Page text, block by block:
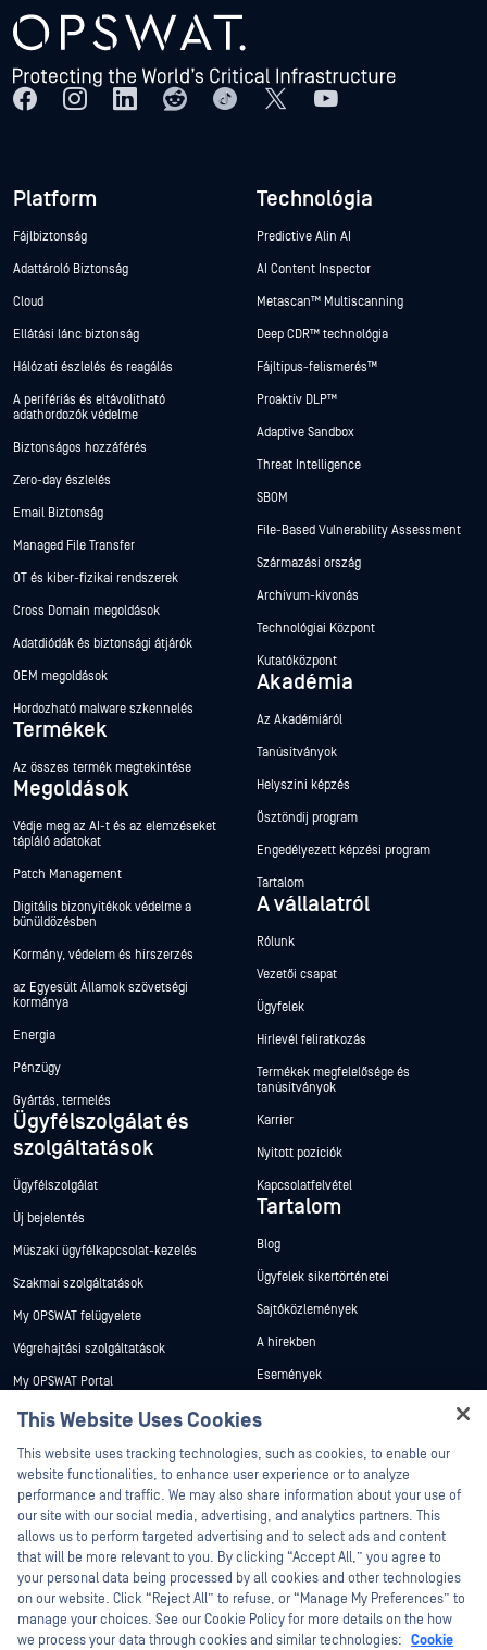
Platform
Fájlbiztonság
Adattároló Biztonság
Cloud
Ellátási lánc biztonság
Hálózati észlelés és reagálás
A perifériás és eltávolítható
adathordozók védelme
Biztonságos hozzáférés
Zero-day észlelés
Email Biztonság
Managed File Transfer
OT és kiber-fizikai rendszerek
Cross Domain megoldások
Adatdiódák és biztonsági átjárók
OEM megoldások
Hordozható malware szkennelés
Termékek
Az összes termék megtekintése
Megoldások
Védje meg az AI-t és az elemzéseket
tápláló adatokat
Patch Management
Digitális bizonyítékok védelme a
bűnüldözésben
Kormány, védelem és hírszerzés
az Egyesült Államok szövetségi
kormánya
Energia
Pénzügy
Gyártás, termelés
Ügyfélszolgálat és
szolgáltatások
Ügyfélszolgálat
Új bejelentés
Műszaki ügyfélkapcsolat-kezelés
Szakmai szolgáltatások
My OPSWAT felügyelete
Végrehajtási szolgáltatások
My OPSWAT Portal
Műszaki dokumentáció
Képzések
Biztonsági sebezhetőségi program
Partnerek
Tanúsítvány
Technológiai partnerek
Channel partner program
Technológia
Predictive Alin AI
AI Content Inspector
Metascan™ Multiscanning
Deep CDR™ technológia
Fájltípus-felismerés™
Proaktív DLP™
Adaptive Sandbox
Threat Intelligence
SBOM
File-Based Vulnerability Assessment
Származási ország
Archívum-kivonás
Technológiai Központ
Kutatóközpont
Akadémia
Az Akadémiáról
Tanúsítványok
Helyszíni képzés
Ösztöndíj program
Engedélyezett képzési program
Tartalom
A vállalatról
Rólunk
Vezetői csapat
Ügyfelek
Hírlevél feliratkozás
Termékek megfelelősége és
tanúsítványok
Karrier
Nyitott pozíciók
Kapcsolatfelvétel
Tartalom
Blog
Ügyfelek sikertörténetei
Sajtóközlemények
A hírekben
Események
Fehér könyvek
This Website Uses Cookies
This website uses tracking technologies, such as cookies, to enable our
website functionalities, to enhance user experience or to analyze
performance and traffic. We may also share information about your use of
our site with our social media, advertising, and analytics partners. This
allows us to perform targeted advertising and to select ads and content
that will be more relevant to you. By clicking “Accept All,” you agree to
your personal data being processed by all cookies and other technologies
on our website. Click “Reject All” to refuse, or “Manage My Preferences” to
manage your choices. See our Cookie Policy for more details on the how
we process your data through cookies and similar technologies: Cookie
Hey there!
I'm Ozzy, your OPSWAT virtual assistant.
How can I help you secure what's critical
today?